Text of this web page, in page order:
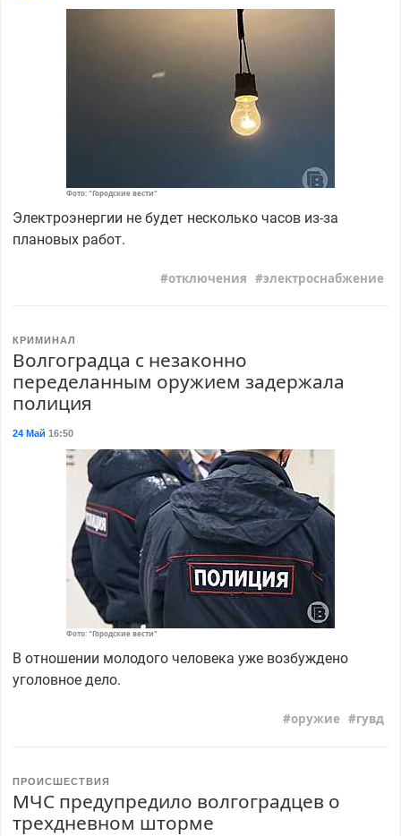
Фото: "Городские вести"
Электроэнергии не будет несколько часов из-за
плановых работ.
отключения электроснабжение
КРИМИНАЛ
Волгоградца с незаконно
переделанным оружием задержала
полиция
24 Май 16:50
Фото: "Городские вести"
В отношении молодого человека уже возбуждено
уголовное дело.
оружие гувд
ПРОИСШЕСТВИЯ
МЧС предупредило волгоградцев о
трехдневном шторме